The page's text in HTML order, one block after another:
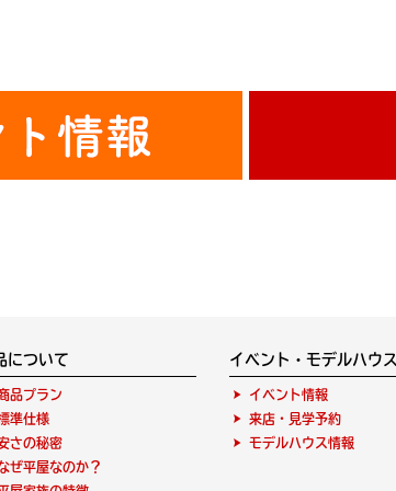
について
品プラン
準仕様
さの秘密
ぜ平屋なのか？
イベント・モデルハウス
イベント情報
来店・見学予約
モデルハウス情報